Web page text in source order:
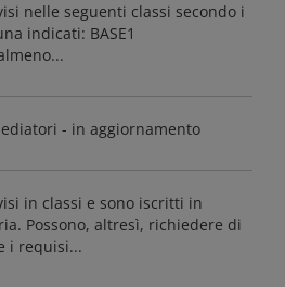
nelle seguenti classi secondo i
indicati: BASE1
- in aggiornamento
in classi e sono iscritti in
Possono, altresì, richiedere di
i requisi...